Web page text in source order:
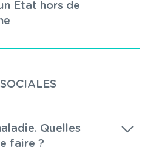
Etat hors de
Quelles
faire ?